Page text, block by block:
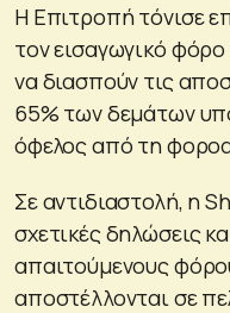
Η Επιτροπή τόνισε
τον εισαγωγικό
να διασπούν τις
65% των δεμάτων
όφελος από τη
Σε αντιδιαστολή, η
σχετικές δηλώσεις
απαιτούμενους
αποστέλλονται σε